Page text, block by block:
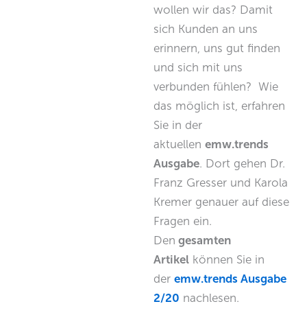
wollen wir das? Damit
sich Kunden an uns
erinnern, uns gut finden
und sich mit uns
verbunden fühlen? Wie
das möglich ist, erfahren
Sie in der
aktuellen emw.trends
Ausgabe. Dort gehen Dr.
Franz Gresser und Karola
Kremer genauer auf diese
Fragen ein.
Den gesamten
Artikel können Sie in
der emw.trends Ausgabe
2/20 nachlesen.